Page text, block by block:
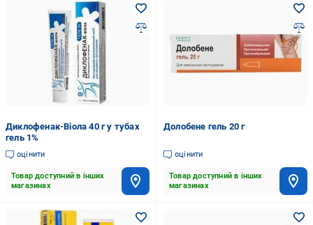
Диклофенак-Віола 40 г у тубах
гель 1%
оцінити
Товар доступний в інших
магазинах
Долобене гель 20 г
оцінити
Товар доступний в інших
магазинах